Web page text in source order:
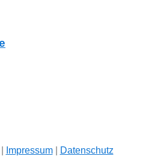
Impressum|
Datenschutz